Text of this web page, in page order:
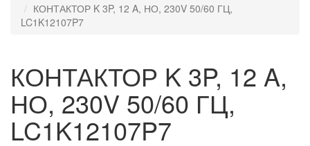
КОНТАКТОР K 3P, 12 A, НО, 230V 50/60 ГЦ,
LC1K12107P7
КОНТАКТОР K 3P, 12 A,
НО, 230V 50/60 ГЦ,
LC1K12107P7